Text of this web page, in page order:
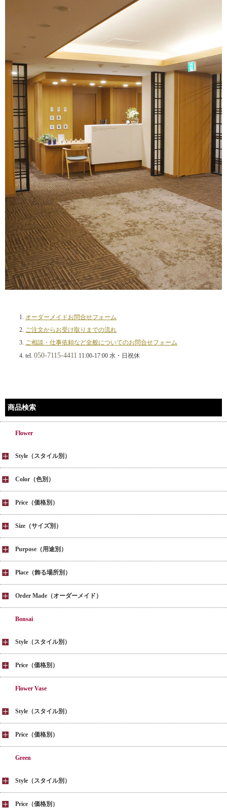
オーダーメイドお問合せフォーム
ご注文からお受け取りまでの流れ
ご相談・仕事依頼など全般についてのお問合せフォーム
tel. 050-7115-4411 11:00-17:00 水・日祝休
商品検索
Flower
Style（スタイル別）
Color（色別）
Price（価格別）
Size（サイズ別）
Purpose（用途別）
Place（飾る場所別）
Order Made（オーダーメイド）
Bonsai
Style（スタイル別）
Price（価格別）
Flower Vase
Style（スタイル別）
Price（価格別）
Green
Style（スタイル別）
Price（価格別）